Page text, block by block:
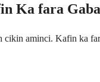
Ka fara
aminci. Kafin ka